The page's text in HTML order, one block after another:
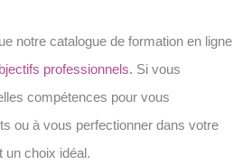
notre catalogue de formation en ligne
professionnels. Si vous
compétences pour vous
ou à vous perfectionner dans votre
un choix idéal.